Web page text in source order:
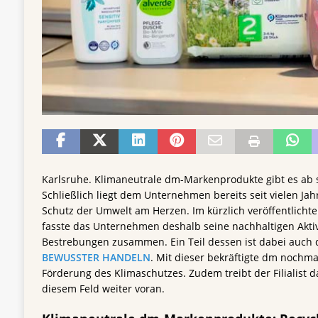
Karlsruhe. Klimaneutrale dm-Markenprodukte gibt es
Schließlich liegt dem Unternehmen bereits seit vielen
Schutz der Umwelt am Herzen. Im kürzlich
fasste das Unternehmen deshalb seine nachhaltigen
Bestrebungen zusammen. Ein Teil dessen ist dabei auch
BEWUSSTER HANDELN. Mit dieser bekräftigte dm
Förderung des Klimaschutzes. Zudem treibt der Filialist
diesem Feld weiter voran.